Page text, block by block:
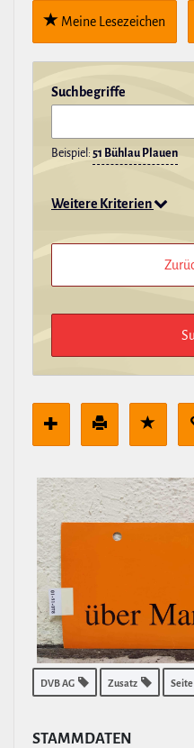
Meine Lese­zei­chen
Such­be­griffe
Beispiel: 51 Bühlau Plauen
Weitere Kriterien
DVB AG Zusatz Seite
STAMM­DATEN